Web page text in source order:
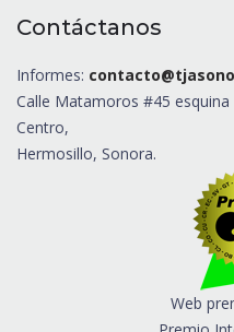
Contáctanos
Informes:
Calle Matamoros #45 esquina
Centro,
Hermosillo, Sonora.
Web